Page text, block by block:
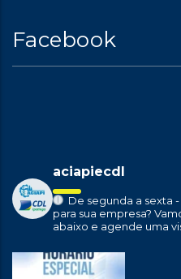
Facebook
aciapiecdl
De segunda a sexta -
para sua empresa?
abaixo e agende uma